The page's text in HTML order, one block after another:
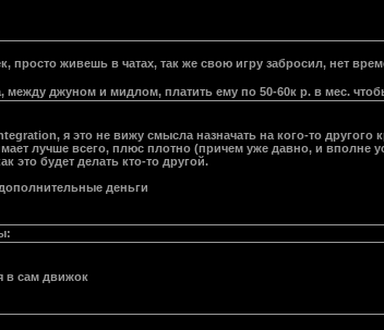
просто живешь в чатах, так же свою игру забросил, нет
джуном и мидлом, платить ему по 50-60к р. в мес.
я это не вижу смысла назначать на кого-то
лучше всего, плюс плотно (причем уже давно, и вполне
это будет делать кто-то другой.
деньги
в сам движок